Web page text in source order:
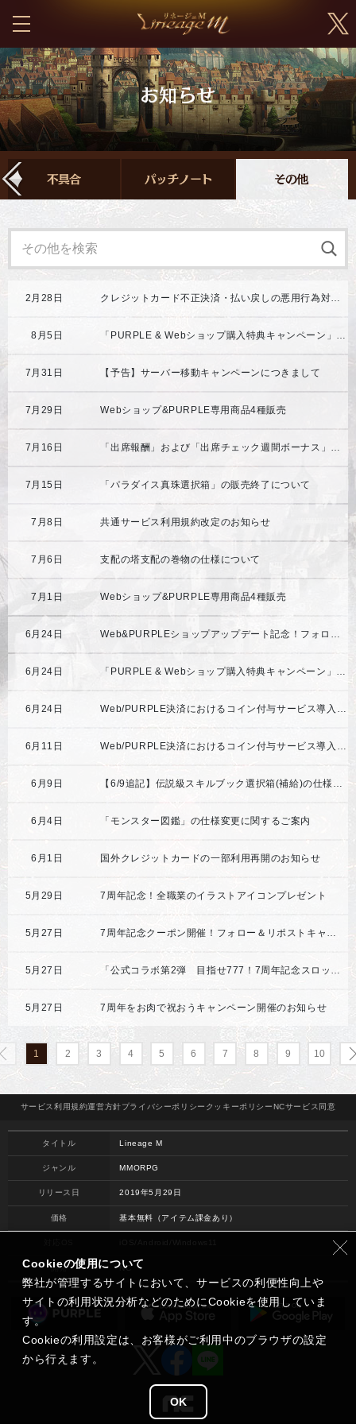
2月28日
8月5日
7月31日 【予告】サーバー移動キャンペーンにつきまして
7月29日 Webショップ&PURPLE専用商品4種販売
7月16日
7月15日 「パラダイス真珠選択箱」の販売終了について
7月8日 共通サービス利用規約改定のお知らせ
7月6日 支配の塔支配の巻物の仕様について
7月1日 Webショップ&PURPLE専用商品4種販売
6月24日
6月24日
6月24日
6月11日
6月9日
6月4日 「モンスター図鑑」の仕様変更に関するご案内
6月1日 国外クレジットカードの一部利用再開のお知らせ
5月29日 7周年記念！全職業のイラストアイコンプレゼント
5月27日
5月27日
5月27日 7周年をお肉で祝おうキャンペーン開催のお知らせ
1 2 3 4 5 6 7 8 9 10
サービス 利用規約運営方針プライバシーポリシー クッキーポリシーNCサービス 同意
タイトル Lineage M
ジャンル MMORPG
リリース日 2019年5月29日
価格 基本無料（アイテム課金あり）
開発 NC
Cookieの使用について
弊社が管理するサイトにおいて、サービスの利便性向上や
サイトの利用状況分析などのためにCookieを使用していま
す。
Cookieの利用設定は、お客様がご利用中のブラウザの設定
から行えます。
OK